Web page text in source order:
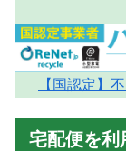
【国認定】
宅配便を利